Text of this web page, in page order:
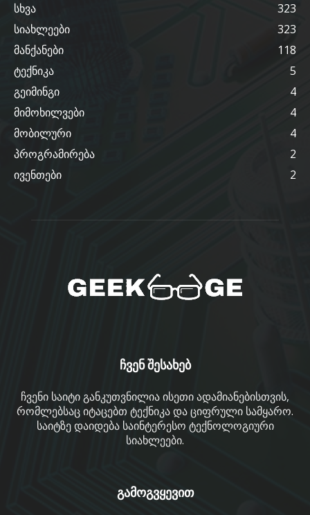
სხვა
323
სიახლეები
323
მანქანები
118
ტექნიკა
5
გეიმინგი
4
მიმოხილვები
4
მობილური
4
პროგრამირება
2
ივენთები
2
ჩვენ შესახებ
ჩვენი საიტი განკუთვნილია ისეთი ადამიანებისთვის,
რომლებსაც იტაცებთ ტექნიკა და ციფრული სამყარო.
საიტზე დაიდება საინტერესო ტექნოლოგიური
სიახლეები.
გამოგვყევით